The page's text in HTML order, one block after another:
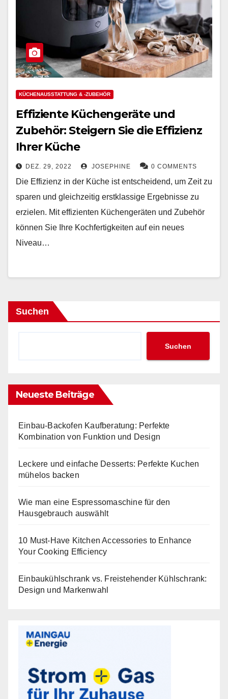
KÜCHENAUSSTATTUNG & -ZUBEHÖR
Effiziente Küchengeräte und
Zubehör: Steigern Sie die Effizienz
Ihrer Küche
DEZ. 29, 2022 JOSEPHINE 0 COMMENTS
Die Effizienz in der Küche ist entscheidend, um Zeit zu
sparen und gleichzeitig erstklassige Ergebnisse zu
erzielen. Mit effizienten Küchengeräten und Zubehör
können Sie Ihre Kochfertigkeiten auf ein neues
Niveau…
Suchen
Suchen
Neueste Beiträge
Einbau-Backofen Kaufberatung: Perfekte
Kombination von Funktion und Design
Leckere und einfache Desserts: Perfekte Kuchen
mühelos backen
Wie man eine Espressomaschine für den
Hausgebrauch auswählt
10 Must-Have Kitchen Accessories to Enhance
Your Cooking Efficiency
Einbaukühlschrank vs. Freistehender Kühlschrank:
Design und Markenwahl